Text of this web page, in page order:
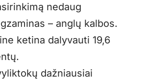
nedaug
– anglų kalbos.
ketina dalyvauti 19,6
dažniausiai